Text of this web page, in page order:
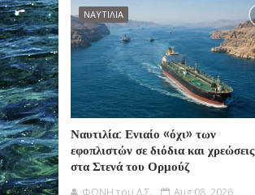
ΝΑΥΤΙΛΙΑ
Ναυτιλία: Ενιαίο «όχι» των
εφοπλιστών σε διόδια και χρεώσεις
στα Στενά του Ορμούζ
ΦΩΝΗ του Λ.Σ. Aug 08, 2026